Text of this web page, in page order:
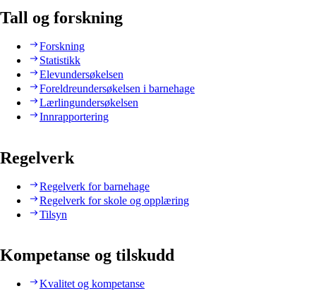
Tall og forskning
Forskning
Statistikk
Elevundersøkelsen
Foreldreundersøkelsen i barnehage
Lærlingundersøkelsen
Innrapportering
Regelverk
Regelverk for barnehage
Regelverk for skole og opplæring
Tilsyn
Kompetanse og tilskudd
Kvalitet og kompetanse